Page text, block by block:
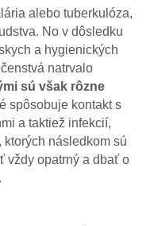
alebo tuberkulóza,
No v dôsledku
a hygienických
natrvalo
sú však rôzne
spôsobuje kontakt s
a taktiež infekcií,
následkom sú
vždy opatrný a dbať o